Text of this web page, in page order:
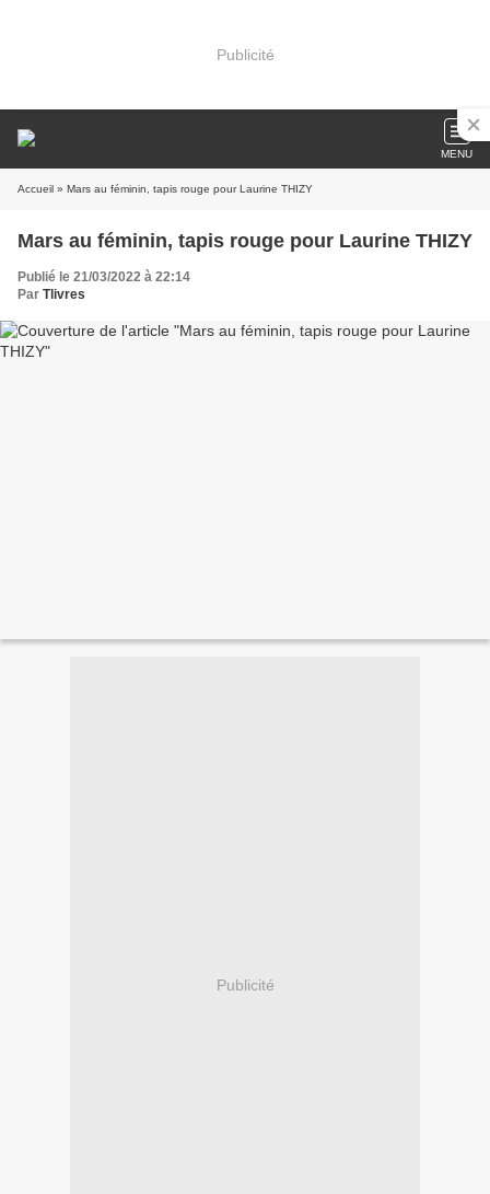
Publicité
MENU
Accueil » Mars au féminin, tapis rouge pour Laurine THIZY
Mars au féminin, tapis rouge pour Laurine THIZY
Publié le 21/03/2022 à 22:14
Par Tlivres
Publicité